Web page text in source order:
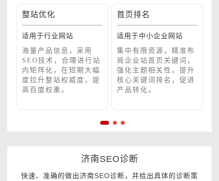
整站优化
适用于行业网站
海量产品信息，采用
SEO技术，合理进行站
内矩阵化，在短期大幅
度拉升整站权威度，提
高百度权重。
首页排名
适用于中小企业网站
集中有限资源，精准布
局企业站首页关键词，
强化主题相关性，提升
核心关键词排名，促进
产品转化。
济南SEO诊断
快速、准确的做出济南SEO诊断，并给出具体的诊断策